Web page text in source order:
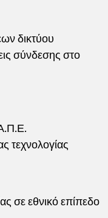
δικτύου
σύνδεσης στο
τεχνολογίας
σε εθνικό επίπεδο